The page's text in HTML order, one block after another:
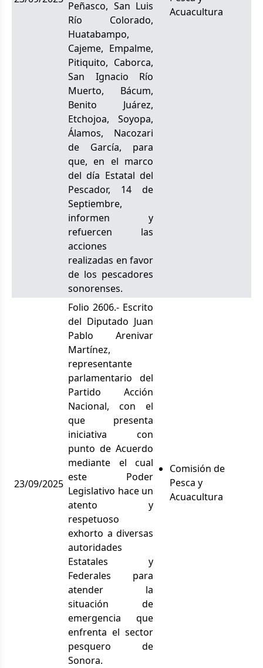
Peñasco, San Luis
Río Colorado,
Huatabampo,
Cajeme, Empalme,
Pitiquito, Caborca,
San Ignacio Río
Muerto, Bácum,
Benito Juárez,
Etchojoa, Soyopa,
Álamos, Nacozari
de García, para
que, en el marco
del día Estatal del
Pescador, 14 de
Septiembre,
informen y
refuercen las
acciones
realizadas en favor
de los pescadores
sonorenses.
Acuacultura
23/09/2025
Folio 2606.- Escrito
del Diputado Juan
Pablo Arenivar
Martínez,
representante
parlamentario del
Partido Acción
Nacional, con el
que presenta
iniciativa con
punto de Acuerdo
mediante el cual
este Poder
Legislativo hace un
atento y
respetuoso
exhorto a diversas
autoridades
Estatales y
Federales para
atender la
situación de
emergencia que
enfrenta el sector
pesquero de
Sonora.
Comisión de
Pesca y
Acuacultura